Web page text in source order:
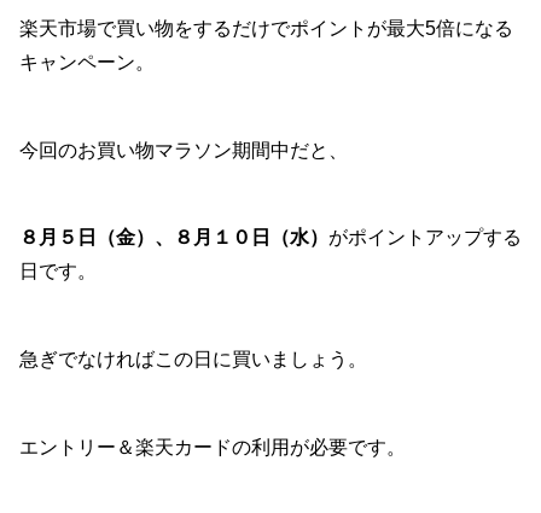
楽天市場で買い物をするだけでポイントが最大5倍になる
キャンペーン。
今回のお買い物マラソン期間中だと、
８月５日（金）、８月１０日（水） がポイントアップする
日です。
急ぎでなければこの日に買いましょう。
エントリー＆楽天カードの利用が必要です。